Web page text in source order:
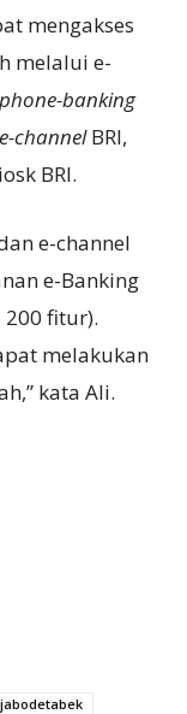
mengakses
melalui e-
phone-banking
e-channelBRI,
BRI.
e-channel
e-Banking
200 fitur).
melakukan
kata Ali.
jabodetabek